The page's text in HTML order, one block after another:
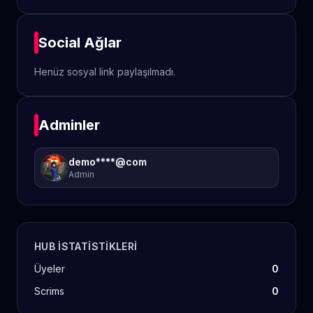
Social Ağlar
Henüz sosyal link paylaşılmadı.
Adminler
demo****@com
Admin
HUB ISTATISTIKLERI
Üyeler
0
Scrims
0